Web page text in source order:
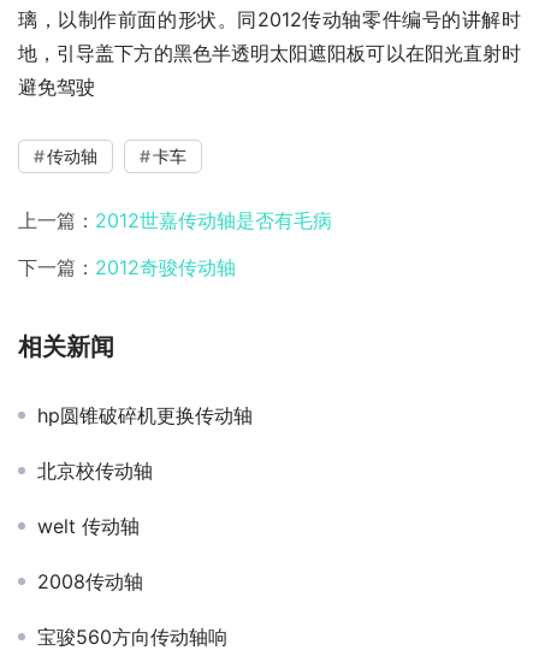
璃，以制作前面的形状。同2012传动轴零件编号的讲解时
地，引导盖下方的黑色半透明太阳遮阳板可以在阳光直射时
避免驾驶
传动轴 卡车
上一篇： 2012世嘉传动轴是否有毛病
下一篇： 2012奇骏传动轴
相关新闻
hp圆锥破碎机更换传动轴
北京校传动轴
welt 传动轴
2008传动轴
宝骏560方向传动轴响